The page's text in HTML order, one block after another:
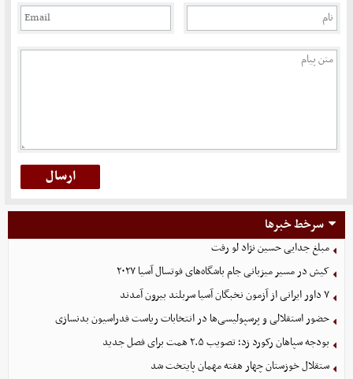
سرخط خبرها
مبلغ جدایی حسین نژاد لو رفت
کیش در مسیر میزبانی جام باشگاه‌های فوتسال آسیا ۲۰۲۷
۷ داور ایرانی از آزمون نخبگان آسیا سربلند بیرون آمدند
حضور استقلالی و پرسپولیسی‌ها در انتخابات ریاست فدراسیون بدنسازی
بودجه سپاهان رکورد زد؛ تصویب ۲.۵ همت برای فصل جدید
ستقلال خوزستان چهار هفته مهمان پایتخت شد